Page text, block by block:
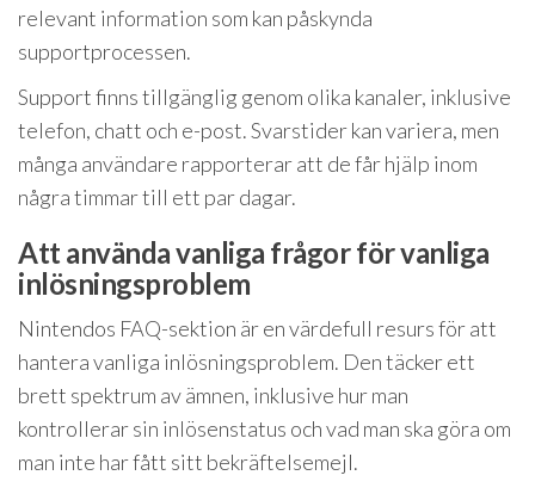
relevant information som kan påskynda
supportprocessen.
Support finns tillgänglig genom olika kanaler, inklusive
telefon, chatt och e-post. Svarstider kan variera, men
många användare rapporterar att de får hjälp inom
några timmar till ett par dagar.
Att använda vanliga frågor för vanliga
inlösningsproblem
Nintendos FAQ-sektion är en värdefull resurs för att
hantera vanliga inlösningsproblem. Den täcker ett
brett spektrum av ämnen, inklusive hur man
kontrollerar sin inlösenstatus och vad man ska göra om
man inte har fått sitt bekräftelsemejl.